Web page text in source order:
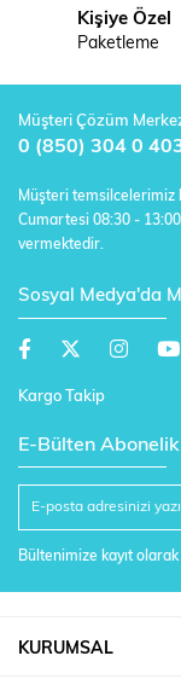
Kişiye Özel
Paketleme
Müşteri Çözüm
0 (850) 304 0
Müşteri temsilcelerimiz
Cumartesi 08:30 -
vermektedir.
Sosyal Medya'da
Kargo Takip
E-Bülten Abonelik
Bültenimize kayıt
KURUMSAL